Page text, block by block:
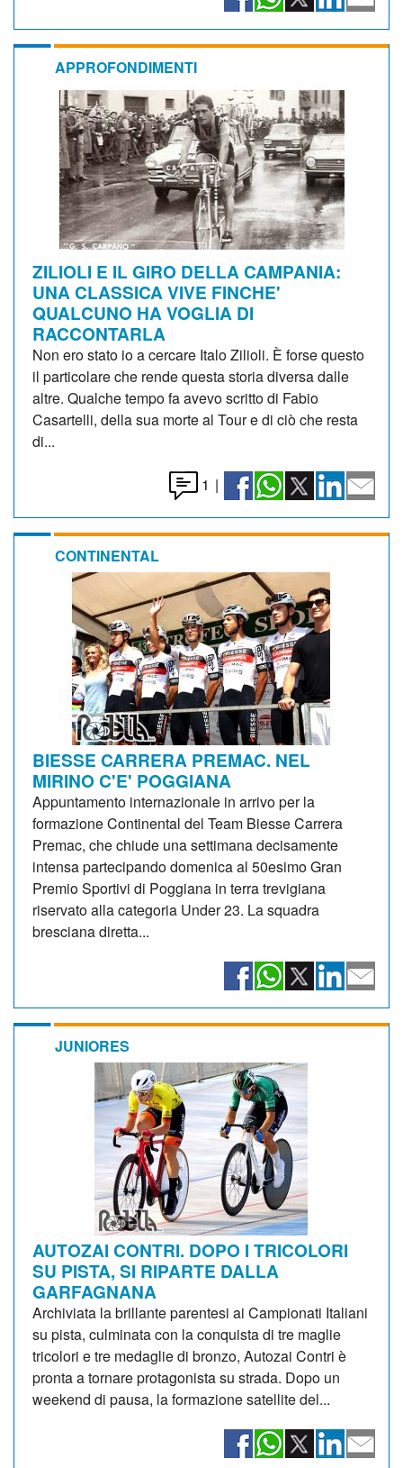
APPROFONDIMENTI
ZILIOLI E IL GIRO DELLA CAMPANIA:
UNA CLASSICA VIVE FINCHE'
QUALCUNO HA VOGLIA DI
RACCONTARLA
Non ero stato io a cercare Italo Zilioli. È forse questo
il particolare che rende questa storia diversa dalle
altre. Qualche tempo fa avevo scritto di Fabio
Casartelli, della sua morte al Tour e di ciò che resta
di...
1 |
CONTINENTAL
BIESSE CARRERA PREMAC. NEL
MIRINO C'E' POGGIANA
Appuntamento internazionale in arrivo per la
formazione Continental del Team Biesse Carrera
Premac, che chiude una settimana decisamente
intensa partecipando domenica al 50esimo Gran
Premio Sportivi di Poggiana in terra trevigiana
riservato alla categoria Under 23. La squadra
bresciana diretta...
JUNIORES
AUTOZAI CONTRI. DOPO I TRICOLORI
SU PISTA, SI RIPARTE DALLA
GARFAGNANA
Archiviata la brillante parentesi ai Campionati Italiani
su pista, culminata con la conquista di tre maglie
tricolori e tre medaglie di bronzo, Autozai Contri è
pronta a tornare protagonista su strada. Dopo un
weekend di pausa, la formazione satellite del...